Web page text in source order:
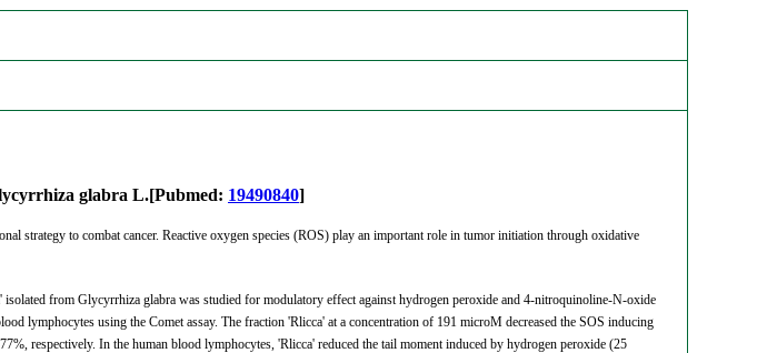
glabra L.[Pubmed: 19490840]
strategy to combat cancer. Reactive oxygen species (ROS) play an important role in tumor initiation through oxidative
from Glycyrrhiza glabra was studied for modulatory effect against hydrogen peroxide and 4-nitroquinoline-N-oxide
lymphocytes using the Comet assay. The fraction 'Rlicca' at a concentration of 191 microM decreased the SOS inducing
respectively. In the human blood lymphocytes, 'Rlicca' reduced the tail moment induced by hydrogen peroxide (25